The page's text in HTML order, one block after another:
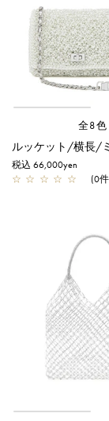
全8色
税込 66,000yen
☆ ☆ ☆ ☆ ☆ (0